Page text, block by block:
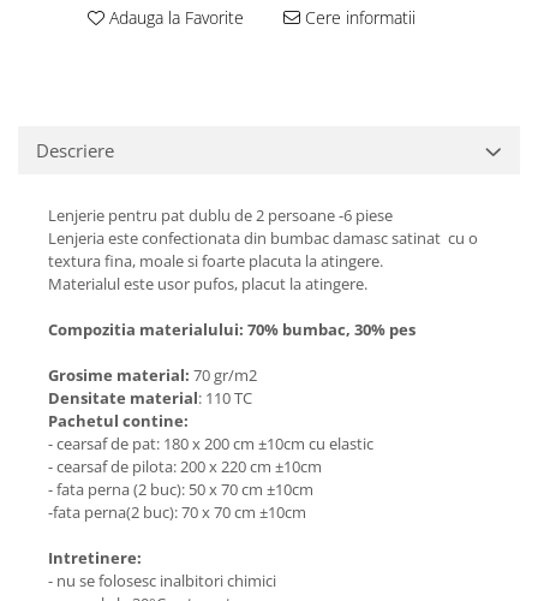
Adauga la Favorite Cere informatii
Descriere
Lenjerie pentru pat dublu de 2 persoane -6 piese
Lenjeria este confectionata din bumbac damasc satinat cu o
textura fina, moale si foarte placuta la atingere.
Materialul este usor pufos, placut la atingere.
Compozitia materialului: 70% bumbac, 30% pes
Grosime material: 70 gr/m2
Densitate material: 110 TC
Pachetul contine:
- cearsaf de pat: 180 x 200 cm ±10cm cu elastic
- cearsaf de pilota: 200 x 220 cm ±10cm
- fata perna (2 buc): 50 x 70 cm ±10cm
-fata perna(2 buc): 70 x 70 cm ±10cm
Intretinere:
- nu se folosesc inalbitori chimici